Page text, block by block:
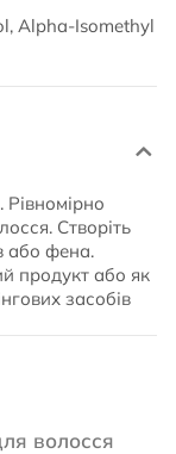
Alpha-Isomethyl
Створіть
або фена.
продукт або як
засобів
волосся